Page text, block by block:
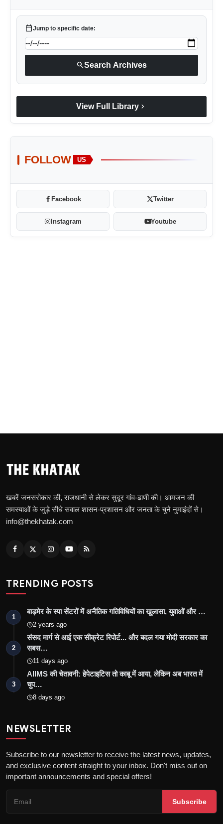
calendar_todayJump to specific date:
searchSearch Archives
View Full Library chevron_right
FOLLOW US
Facebook Twitter
Instagram Youtube
खबरें जनसरोकार की, राजधानी से लेकर सुदूर गांव-ढाणी की। आमजन की
समस्याओं के जुड़े सीधे सवाल शासन-प्रशासन और जनता के चुने नुमाइंदों से।
info@thekhatak.com
TRENDING POSTS
1
बाड़मेर के स्पा सेंटरों में अनैतिक गतिविधियों का खुलासा, युवाओं और …
2 years ago
2
संसद मार्ग से आई एक सीक्रेट रिपोर्ट... और बदल गया मोदी सरकार का
सबस…
11 days ago
3
AIIMS की चेतावनी: हेपेटाइटिस तो काबू में आया, लेकिन अब भारत में
चुप…
8 days ago
NEWSLETTER
Subscribe to our newsletter to receive the latest news, updates,
and exclusive content straight to your inbox. Don't miss out on
important announcements and special offers!
Subscribe